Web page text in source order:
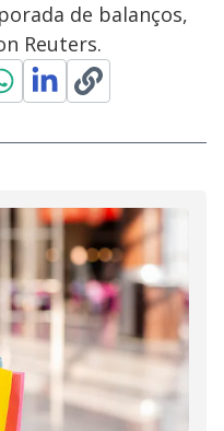
de balanços,
Reuters.